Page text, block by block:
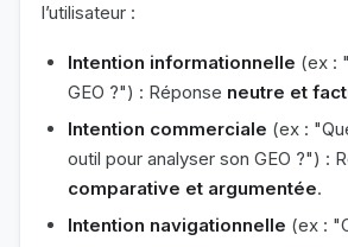
l’utilisateur :
Intention informationnelle (ex :
GEO ?") : Réponse neutre et
Intention commerciale (ex :
outil pour analyser son GEO ?") :
comparative et argumentée.
Intention navigationnelle (ex :